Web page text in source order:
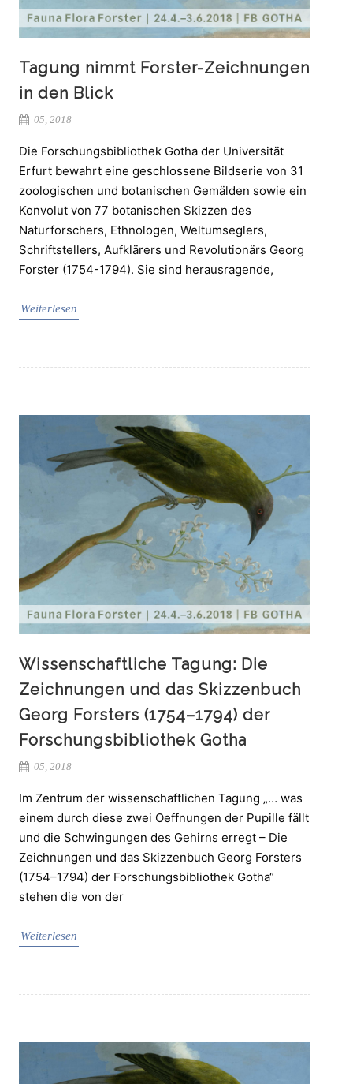
Tagung nimmt Forster-Zeichnungen
in den Blick
05, 2018
Die Forschungsbibliothek Gotha der Universität
Erfurt bewahrt eine geschlossene Bildserie von 31
zoologischen und botanischen Gemälden sowie ein
Konvolut von 77 botanischen Skizzen des
Naturforschers, Ethnologen, Weltumseglers,
Schriftstellers, Aufklärers und Revolutionärs Georg
Forster (1754-1794). Sie sind herausragende,
Weiterlesen
Wissenschaftliche Tagung: Die
Zeichnungen und das Skizzenbuch
Georg Forsters (1754–1794) der
Forschungsbibliothek Gotha
05, 2018
Im Zentrum der wissenschaftlichen Tagung „… was
einem durch diese zwei Oeffnungen der Pupille fällt
und die Schwingungen des Gehirns erregt – Die
Zeichnungen und das Skizzenbuch Georg Forsters
(1754–1794) der Forschungsbibliothek Gotha“
stehen die von der
Weiterlesen